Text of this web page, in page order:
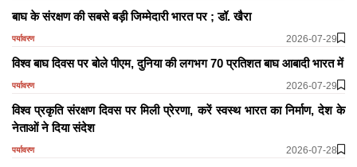
बाघ के संरक्षण की सबसे बड़ी जिम्मेदारी भारत पर ; डॉ. खैरा
पर्यावरण 2026-07-29
विश्व बाघ दिवस पर बोले पीएम, दुनिया की लगभग 70 प्रतिशत बाघ आबादी भारत में
पर्यावरण 2026-07-29
विश्व प्रकृति संरक्षण दिवस पर मिली प्रेरणा, करें स्वस्थ भारत का निर्माण, देश के
नेताओं ने दिया संदेश
पर्यावरण 2026-07-28